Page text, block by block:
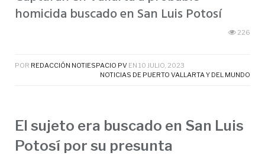
homicida buscado en San Luis Potosí
226
POR REDACCIÓN NOTIESPACIO PV EN 10 JULIO, 2023
NOTICIAS DE PUERTO VALLARTA Y DEL MUNDO
El sujeto era buscado en San Luis
Potosí por su presunta